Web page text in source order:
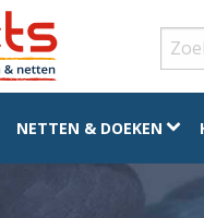
NETTEN & DOEKEN